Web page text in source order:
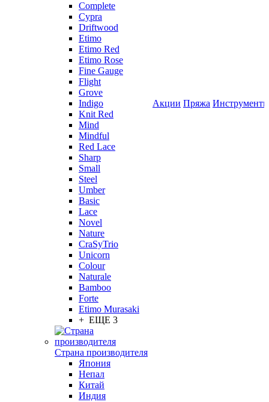
Complete
Cypra
Driftwood
Etimo
Etimo Red
Etimo Rose
Fine Gauge
Flight
Grove
Indigo
Knit Red
Mind
Mindful
Red Lace
Sharp
Small
Steel
Umber
Basic
Lace
Novel
Nature
CraSyTrio
Unicorn
Colour
Naturale
Bamboo
Forte
Etimo Murasaki
+ ЕЩЕ 3
Страна производителя
Япония
Непал
Китай
Индия
Акции Пряжа Инструменты